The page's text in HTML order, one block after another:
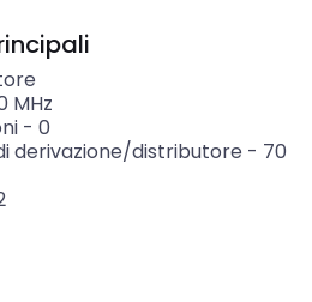
MHz
- 0
derivazione/distributore - 70